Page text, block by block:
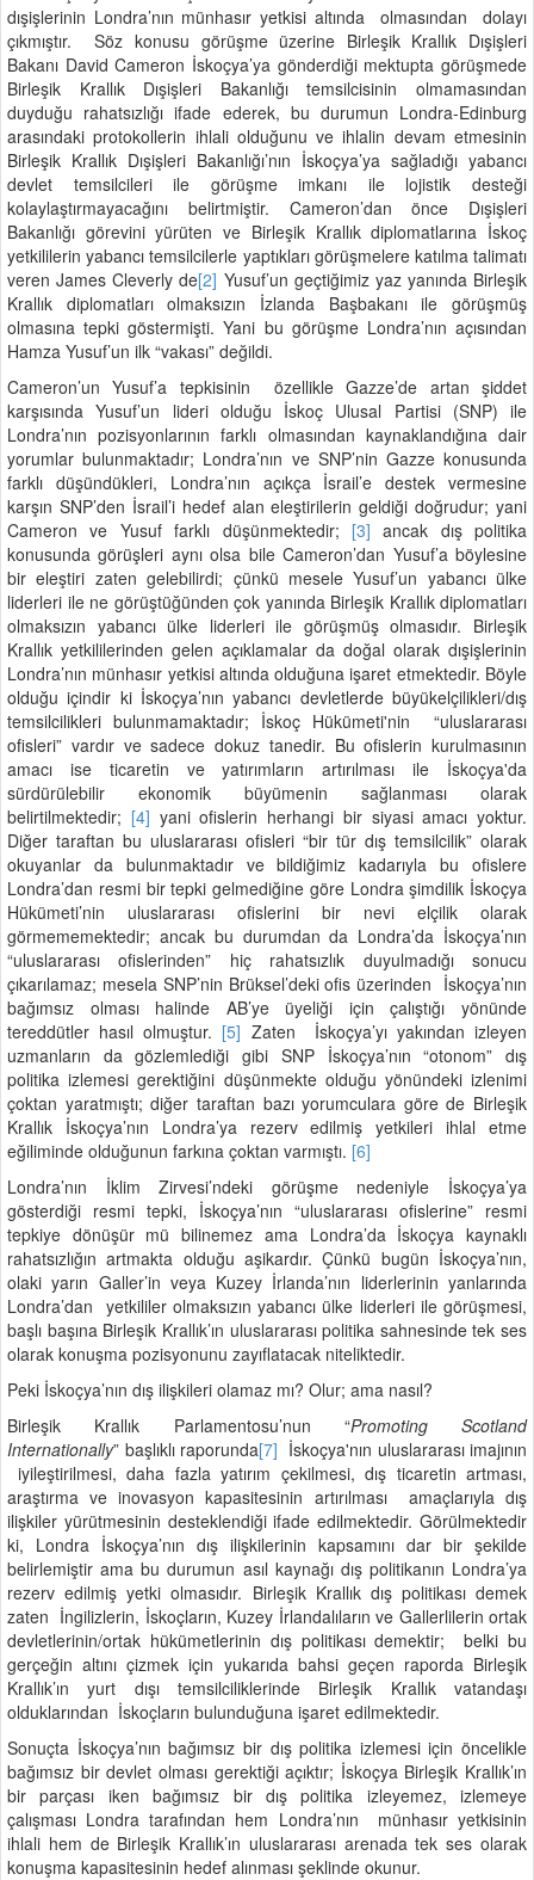
dışişlerinin Londra’nın münhasır yetkisi altında olmasından dolayı
çıkmıştır. Söz konusu görüşme üzerine Birleşik Krallık Dışişleri
Bakanı David Cameron İskoçya’ya gönderdiği mektupta görüşmede
Birleşik Krallık Dışişleri Bakanlığı temsilcisinin olmamasından
duyduğu rahatsızlığı ifade ederek, bu durumun Londra-Edinburg
arasındaki protokollerin ihlali olduğunu ve ihlalin devam etmesinin
Birleşik Krallık Dışişleri Bakanlığı’nın İskoçya’ya sağladığı yabancı
devlet temsilcileri ile görüşme imkanı ile lojistik desteği
kolaylaştırmayacağını belirtmiştir. Cameron’dan önce Dışişleri
Bakanlığı görevini yürüten ve Birleşik Krallık diplomatlarına İskoç
yetkililerin yabancı temsilcilerle yaptıkları görüşmelere katılma talimatı
veren James Cleverly de[2] Yusuf’un geçtiğimiz yaz yanında Birleşik
Krallık diplomatları olmaksızın İzlanda Başbakanı ile görüşmüş
olmasına tepki göstermişti. Yani bu görüşme Londra’nın açısından
Hamza Yusuf’un ilk “vakası” değildi.
Cameron’un Yusuf’a tepkisinin özellikle Gazze’de artan şiddet
karşısında Yusuf’un lideri olduğu İskoç Ulusal Partisi (SNP) ile
Londra’nın pozisyonlarının farklı olmasından kaynaklandığına dair
yorumlar bulunmaktadır; Londra’nın ve SNP’nin Gazze konusunda
farklı düşündükleri, Londra’nın açıkça İsrail’e destek vermesine
karşın SNP’den İsrail’i hedef alan eleştirilerin geldiği doğrudur; yani
Cameron ve Yusuf farklı düşünmektedir; [3] ancak dış politika
konusunda görüşleri aynı olsa bile Cameron’dan Yusuf’a böylesine
bir eleştiri zaten gelebilirdi; çünkü mesele Yusuf’un yabancı ülke
liderleri ile ne görüştüğünden çok yanında Birleşik Krallık diplomatları
olmaksızın yabancı ülke liderleri ile görüşmüş olmasıdır. Birleşik
Krallık yetkililerinden gelen açıklamalar da doğal olarak dışişlerinin
Londra’nın münhasır yetkisi altında olduğuna işaret etmektedir. Böyle
olduğu içindir ki İskoçya’nın yabancı devletlerde büyükelçilikleri/dış
temsilcilikleri bulunmamaktadır; İskoç Hükümeti'nin “uluslararası
ofisleri” vardır ve sadece dokuz tanedir. Bu ofislerin kurulmasının
amacı ise ticaretin ve yatırımların artırılması ile İskoçya'da
sürdürülebilir ekonomik büyümenin sağlanması olarak
belirtilmektedir; [4] yani ofislerin herhangi bir siyasi amacı yoktur.
Diğer taraftan bu uluslararası ofisleri “bir tür dış temsilcilik” olarak
okuyanlar da bulunmaktadır ve bildiğimiz kadarıyla bu ofislere
Londra’dan resmi bir tepki gelmediğine göre Londra şimdilik İskoçya
Hükümeti’nin uluslararası ofislerini bir nevi elçilik olarak
görmememektedir; ancak bu durumdan da Londra’da İskoçya’nın
“uluslararası ofislerinden” hiç rahatsızlık duyulmadığı sonucu
çıkarılamaz; mesela SNP’nin Brüksel’deki ofis üzerinden İskoçya’nın
bağımsız olması halinde AB’ye üyeliği için çalıştığı yönünde
tereddütler hasıl olmuştur. [5] Zaten İskoçya’yı yakından izleyen
uzmanların da gözlemlediği gibi SNP İskoçya’nın “otonom” dış
politika izlemesi gerektiğini düşünmekte olduğu yönündeki izlenimi
çoktan yaratmıştı; diğer taraftan bazı yorumculara göre de Birleşik
Krallık İskoçya’nın Londra’ya rezerv edilmiş yetkileri ihlal etme
eğiliminde olduğunun farkına çoktan varmıştı. [6]
Londra’nın İklim Zirvesi’ndeki görüşme nedeniyle İskoçya’ya
gösterdiği resmi tepki, İskoçya’nın “uluslararası ofislerine” resmi
tepkiye dönüşür mü bilinemez ama Londra’da İskoçya kaynaklı
rahatsızlığın artmakta olduğu aşikardır. Çünkü bugün İskoçya’nın,
olaki yarın Galler’in veya Kuzey İrlanda’nın liderlerinin yanlarında
Londra’dan yetkililer olmaksızın yabancı ülke liderleri ile görüşmesi,
başlı başına Birleşik Krallık’ın uluslararası politika sahnesinde tek ses
olarak konuşma pozisyonunu zayıflatacak niteliktedir.
Peki İskoçya’nın dış ilişkileri olamaz mı? Olur; ama nasıl?
Birleşik Krallık Parlamentosu’nun “Promoting Scotland
Internationally” başlıklı raporunda[7] İskoçya'nın uluslararası imajının
iyileştirilmesi, daha fazla yatırım çekilmesi, dış ticaretin artması,
araştırma ve inovasyon kapasitesinin artırılması amaçlarıyla dış
ilişkiler yürütmesinin desteklendiği ifade edilmektedir. Görülmektedir
ki, Londra İskoçya’nın dış ilişkilerinin kapsamını dar bir şekilde
belirlemiştir ama bu durumun asıl kaynağı dış politikanın Londra’ya
rezerv edilmiş yetki olmasıdır. Birleşik Krallık dış politikası demek
zaten İngilizlerin, İskoçların, Kuzey İrlandalıların ve Gallerlilerin ortak
devletlerinin/ortak hükümetlerinin dış politikası demektir; belki bu
gerçeğin altını çizmek için yukarıda bahsi geçen raporda Birleşik
Krallık’ın yurt dışı temsilciliklerinde Birleşik Krallık vatandaşı
olduklarından İskoçların bulunduğuna işaret edilmektedir.
Sonuçta İskoçya’nın bağımsız bir dış politika izlemesi için öncelikle
bağımsız bir devlet olması gerektiği açıktır; İskoçya Birleşik Krallık’ın
bir parçası iken bağımsız bir dış politika izleyemez, izlemeye
çalışması Londra tarafından hem Londra’nın münhasır yetkisinin
ihlali hem de Birleşik Krallık’ın uluslararası arenada tek ses olarak
konuşma kapasitesinin hedef alınması şeklinde okunur.